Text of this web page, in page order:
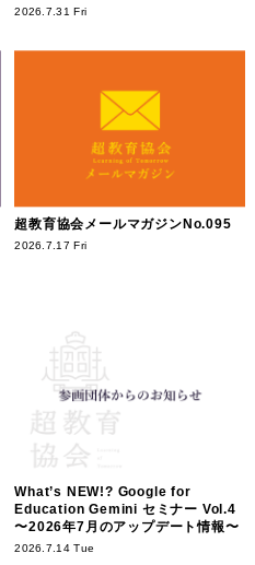
2026.7.31 Fri
超教育協会メールマガジンNo.095
2026.7.17 Fri
What’s NEW!? Google for
Education Gemini セミナー Vol.4
〜2026年7月のアップデート情報〜
2026.7.14 Tue